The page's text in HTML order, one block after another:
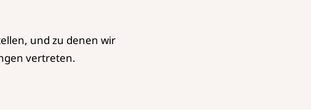
und zu denen wir
vertreten.